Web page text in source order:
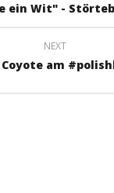
ein Wit" -
NEXT
am